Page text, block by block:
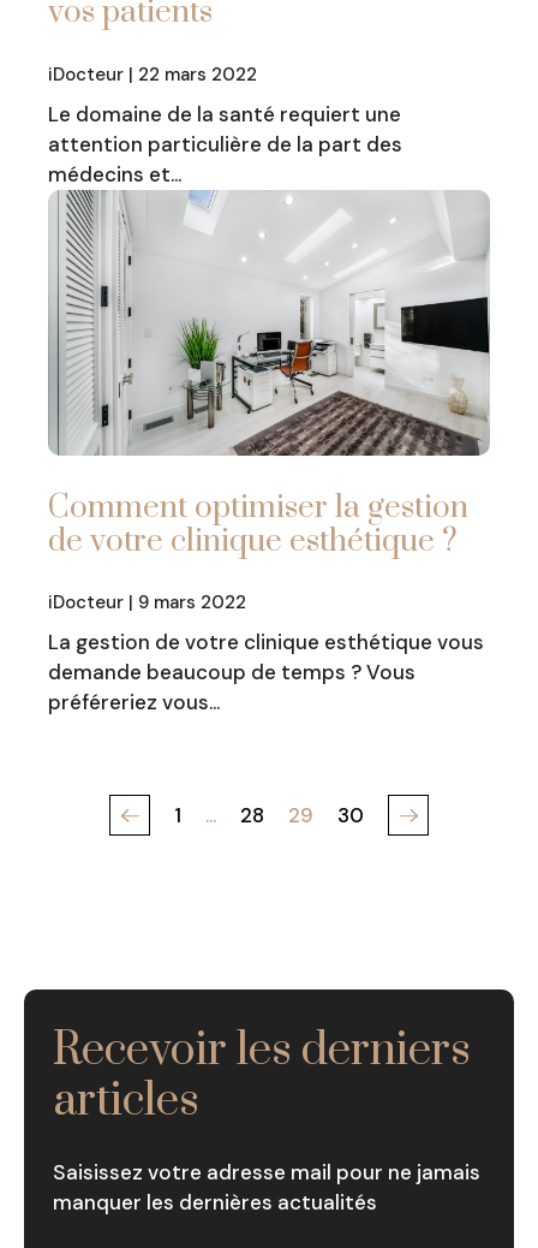
vos patients
iDocteur | 22 mars 2022
Le domaine de la santé requiert une
attention particulière de la part des
médecins et…
Comment optimiser la gestion
de votre clinique esthétique ?
iDocteur | 9 mars 2022
La gestion de votre clinique esthétique vous
demande beaucoup de temps ? Vous
préféreriez vous…
1 … 28 29 30
Recevoir les derniers
articles
Saisissez votre adresse mail pour ne jamais
manquer les dernières actualités